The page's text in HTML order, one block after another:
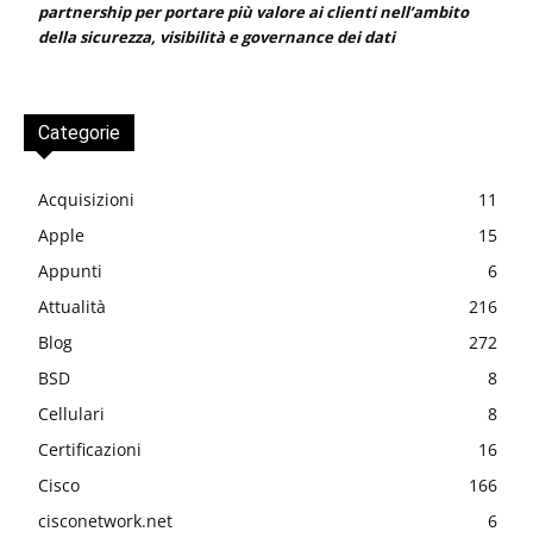
partnership per portare più valore ai clienti nell’ambito
della sicurezza, visibilità e governance dei dati
Categorie
Acquisizioni
11
Apple
15
Appunti
6
Attualità
216
Blog
272
BSD
8
Cellulari
8
Certificazioni
16
Cisco
166
cisconetwork.net
6